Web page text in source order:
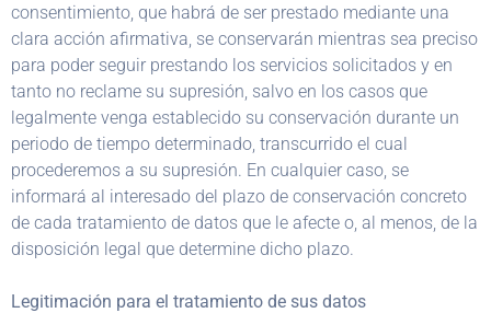
consentimiento, que habrá de ser prestado mediante una
clara acción afirmativa, se conservarán mientras sea preciso
para poder seguir prestando los servicios solicitados y en
tanto no reclame su supresión, salvo en los casos que
legalmente venga establecido su conservación durante un
periodo de tiempo determinado, transcurrido el cual
procederemos a su supresión. En cualquier caso, se
informará al interesado del plazo de conservación concreto
de cada tratamiento de datos que le afecte o, al menos, de la
disposición legal que determine dicho plazo.
Legitimación para el tratamiento de sus datos